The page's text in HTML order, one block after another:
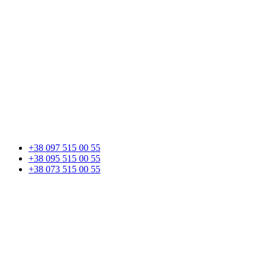
+38 097 515 00 55
+38 095 515 00 55
+38 073 515 00 55